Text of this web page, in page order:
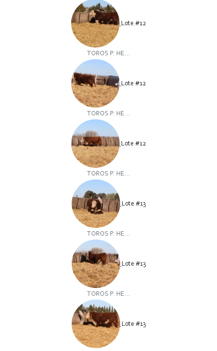
Lote #12
TOROS P. HE...
Lote #12
TOROS P. HE...
Lote #12
TOROS P. HE...
Lote #13
TOROS P. HE...
Lote #13
TOROS P. HE...
Lote #13